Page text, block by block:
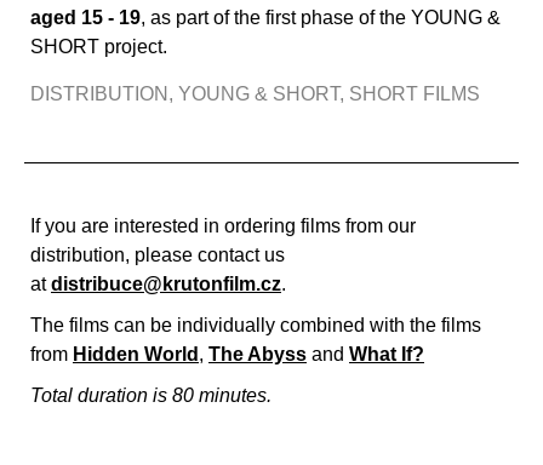
aged 15 - 19, as part of the first phase of the YOUNG &
SHORT project.
DISTRIBUTION , YOUNG & SHORT, SHORT FILMS
If you are interested in ordering films from our
distribution, please contact us
atdistribuce@krutonfilm.cz.
The films can be individually combined with the films
from Hidden World , The Abyss and What If?
Total duration is 80 minutes.